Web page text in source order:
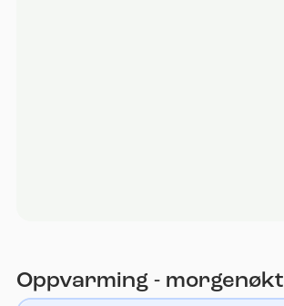
Oppvarming - morgenøkt